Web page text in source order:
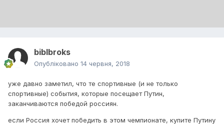
biblbroks
Опубліковано 14 червня, 2018
уже давно заметил, что те спортивные (и не только
спортивные) события, которые посещает Путин,
заканчиваются победой россиян.
если Россия хочет победить в этом чемпионате, купите Путину